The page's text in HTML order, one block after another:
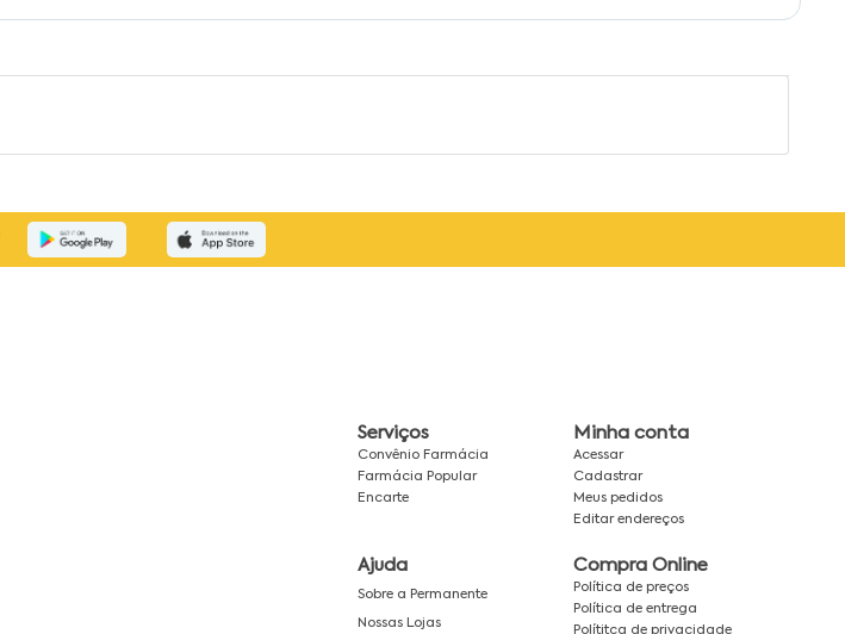
Serviços
Convênio Farmácia
Farmácia Popular
Encarte
Minha conta
Acessar
Cadastrar
Meus pedidos
Editar endereços
Ajuda
Sobre a Permanente
Nossas Lojas
Compra Online
Política de preços
Política de entrega
Polítitca de privacidade